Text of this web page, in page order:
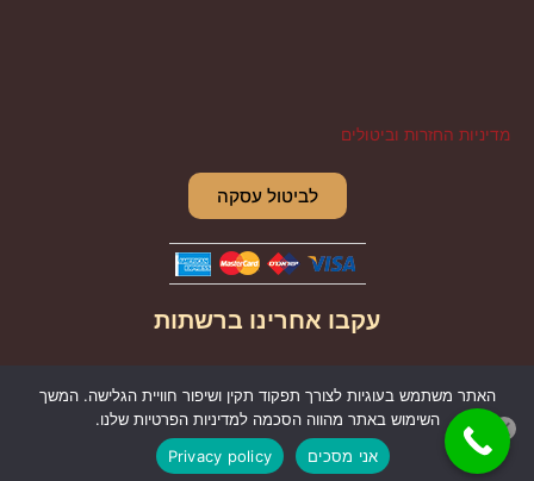
מדיניות החזרות וביטולים
לביטול עסקה
עקבו אחרינו ברשתות
F
a
c
I
n
s
האתר משתמש בעוגיות לצורך תפקוד תקין ושיפור חוויית הגלישה. המשך
השימוש באתר מהווה הסכמה למדיניות הפרטיות שלנו.
אני מסכים
Privacy policy